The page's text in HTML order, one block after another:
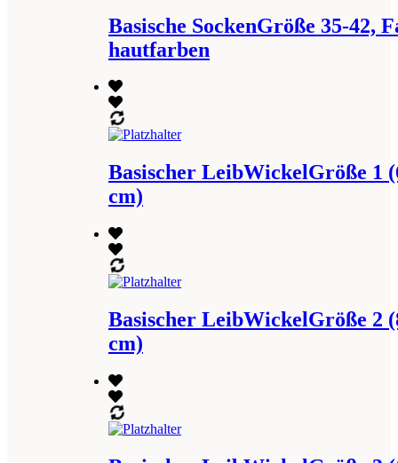
Basische SockenGröße 35-42,
hautfarben
Basischer LeibWickelGröße 1
cm)
Basischer LeibWickelGröße 2
cm)